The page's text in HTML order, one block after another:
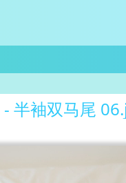
半袖双马尾